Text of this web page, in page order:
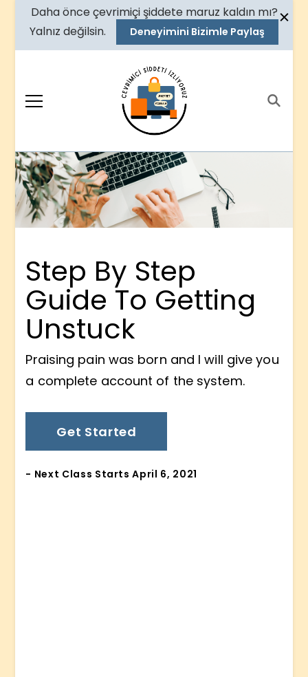
Daha önce çevrimiçi şiddete maruz kaldın mı?
Yalnız değilsin.
Deneyimini Bizimle Paylaş
İzliyoruz Platformu
Step By Step
Guide To Getting
Unstuck
Praising pain was born and I will give you
a complete account of the system.
Get Started
- Next Class Starts April 6, 2021